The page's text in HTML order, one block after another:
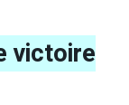
victoire